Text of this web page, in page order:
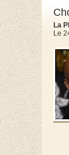
La
Le